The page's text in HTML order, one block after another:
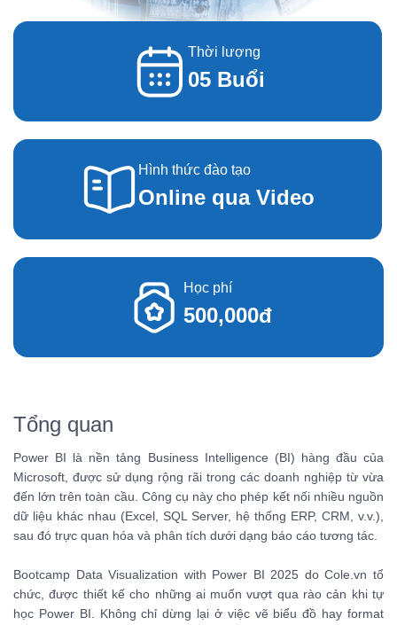
Thời lượng
05 Buổi
Hình thức đào tạo
Online qua Video
Học phí
500,000đ
Tổng quan
Power BI là nền tảng Business Intelligence (BI) hàng đầu của
Microsoft, được sử dụng rộng rãi trong các doanh nghiệp từ vừa
đến lớn trên toàn cầu. Công cụ này cho phép kết nối nhiều nguồn
dữ liệu khác nhau (Excel, SQL Server, hệ thống ERP, CRM, v.v.),
sau đó trực quan hóa và phân tích dưới dạng báo cáo tương tác.
Bootcamp Data Visualization with Power BI 2025 do Cole.vn tổ
chức, được thiết kế cho những ai muốn vượt qua rào cản khi tự
học Power BI. Không chỉ dừng lại ở việc vẽ biểu đồ hay format